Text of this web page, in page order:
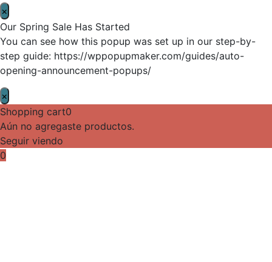
×
Our Spring Sale Has Started
You can see how this popup was set up in our step-by-
step guide: https://wppopupmaker.com/guides/auto-
opening-announcement-popups/
×
Shopping cart0
Aún no agregaste productos.
Seguir viendo
0